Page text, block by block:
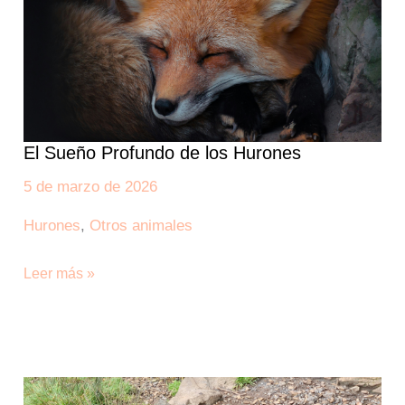
El Sueño Profundo de los Hurones
5 de marzo de 2026
Hurones, Otros animales
Leer más »
qué